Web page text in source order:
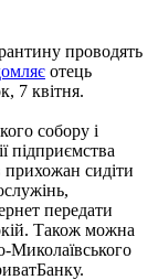
проводять
отець
7 квітня.
собору і
підприємства
сидіти
передати
Також можна
Миколаївського